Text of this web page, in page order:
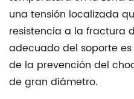
una tensión localizada
resistencia a la fractura
adecuado del soporte
de la prevención del
de gran diámetro.